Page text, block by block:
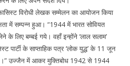
विरोधी लेखक सम्मेलन का आयोजन किया
में सम्पन्न हुआ। “1944 में भारत सोवियत
लिए बम्बई गये। वहाँ इन्होंने ‘लाल सलाम’
पार्टी के साप्ताहिक पत्र ‘लोक युद्ध’ के 11 जून
उज्जैन में आकर मुक्तिबोध 1942 से 1944